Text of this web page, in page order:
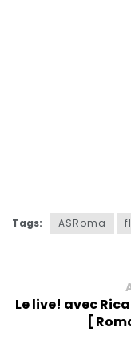
Tags: ASRoma
Le live! avec
[